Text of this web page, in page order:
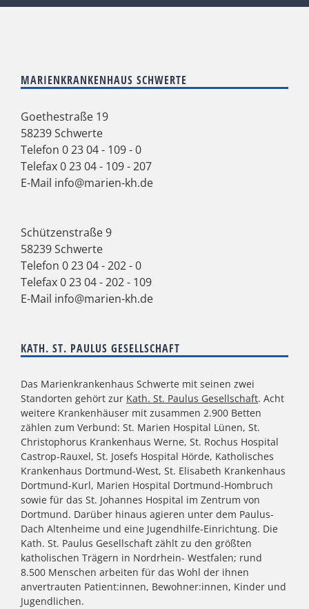
MARIENKRANKENHAUS SCHWERTE
Goethestraße 19
58239 Schwerte
Telefon 0 23 04 - 109 - 0
Telefax 0 23 04 - 109 - 207
E-Mail info@marien-kh.de
Schützenstraße 9
58239 Schwerte
Telefon 0 23 04 - 202 - 0
Telefax 0 23 04 - 202 - 109
E-Mail info@marien-kh.de
KATH. ST. PAULUS GESELLSCHAFT
Das Marienkrankenhaus Schwerte mit seinen zwei
Standorten gehört zur Kath. St. Paulus Gesellschaft. Acht
weitere Krankenhäuser mit zusammen 2.900 Betten
zählen zum Verbund: St. Marien Hospital Lünen, St.
Christophorus Krankenhaus Werne, St. Rochus Hospital
Castrop-Rauxel, St. Josefs Hospital Hörde, Katholisches
Krankenhaus Dortmund-West, St. Elisabeth Krankenhaus
Dortmund-Kurl, Marien Hospital Dortmund-Hombruch
sowie für das St. Johannes Hospital im Zentrum von
Dortmund. Darüber hinaus agieren unter dem Paulus-
Dach Altenheime und eine Jugendhilfe-Einrichtung. Die
Kath. St. Paulus Gesellschaft zählt zu den größten
katholischen Trägern in Nordrhein- Westfalen; rund
8.500 Menschen arbeiten für das Wohl der ihnen
anvertrauten Patient:innen, Bewohner:innen, Kinder und
Jugendlichen.